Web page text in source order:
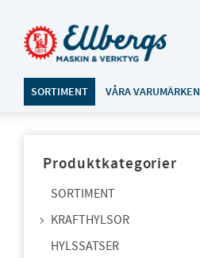
SORTIMENT VÅRA VARUMÄRKEN
Produktkategorier
SORTIMENT
KRAFTHYLSOR
HYLSSATSER